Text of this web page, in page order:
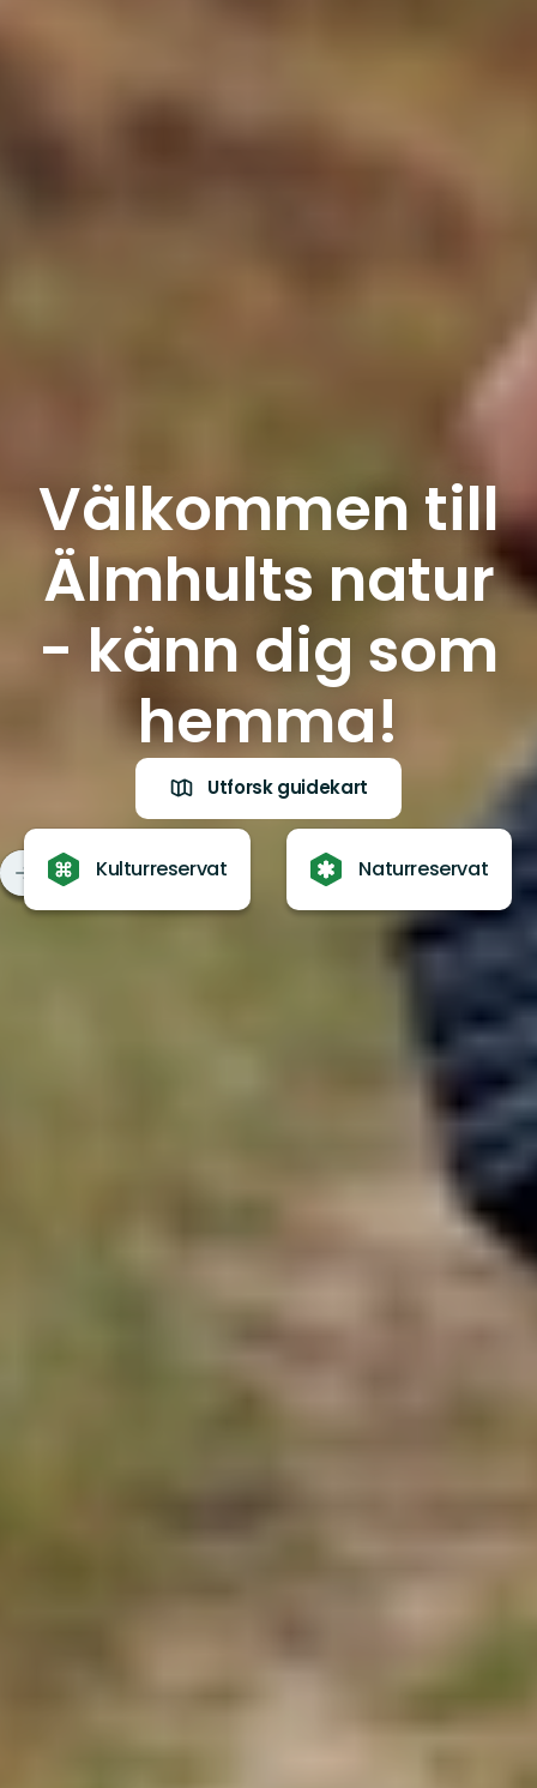
Välkommen till
Älmhults natur
- känn dig som
hemma!
Utforsk guidekart
Kulturreservat Naturreservat